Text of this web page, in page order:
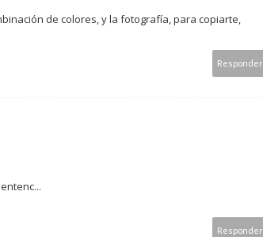
de colores, y la fotografía, para copiarte,
Responder
Responder